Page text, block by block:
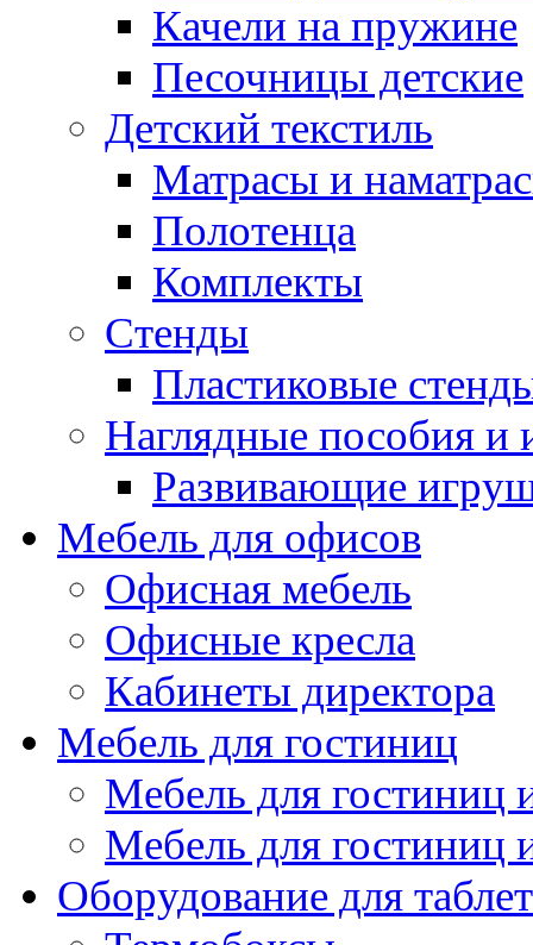
Качели на пружине
Песочницы детские
Детский текстиль
Матрасы и
Полотенца
Комплекты
Стенды
Пластиковые
Наглядные пособия и
Развивающие
Мебель для офисов
Офисная мебель
Офисные кресла
Кабинеты директора
Мебель для гостиниц
Мебель для
Мебель для гостиниц
Оборудование для